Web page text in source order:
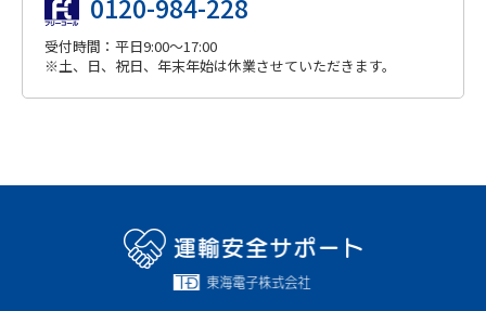
0120-984-228
受付時間：平日9:00～17:00
※土、日、祝日、年末年始は休業させていただきます。